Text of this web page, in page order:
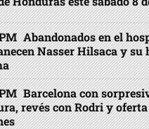
Abandonados en el
Nasser Hilsaca y su
Barcelona con
revés con Rodri y oferta